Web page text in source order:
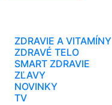
ZDRAVIE A VITAMÍNY
ZDRAVÉ TELO
SMART ZDRAVIE
ZĽAVY
NOVINKY
TV